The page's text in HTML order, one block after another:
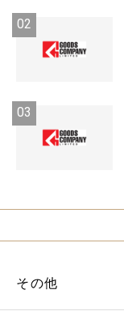
その他